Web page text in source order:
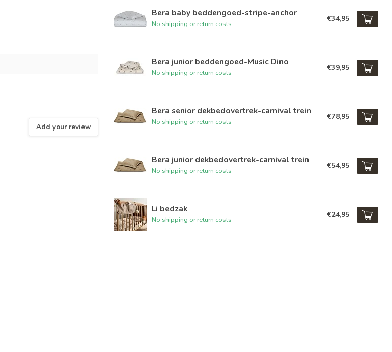
Add your review
Bera baby beddengoed-stripe-anchor
No shipping or return costs
€34,95
Bera junior beddengoed-Music Dino
No shipping or return costs
€39,95
Bera senior dekbedovertrek-carnival trein
No shipping or return costs
€78,95
Bera junior dekbedovertrek-carnival trein
No shipping or return costs
€54,95
Li bedzak
No shipping or return costs
€24,95